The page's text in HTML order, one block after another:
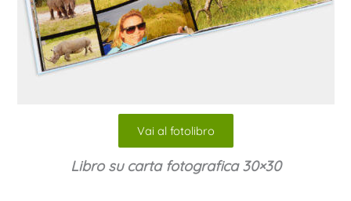
Vai al fotolibro
Libro su carta fotografica 30×30